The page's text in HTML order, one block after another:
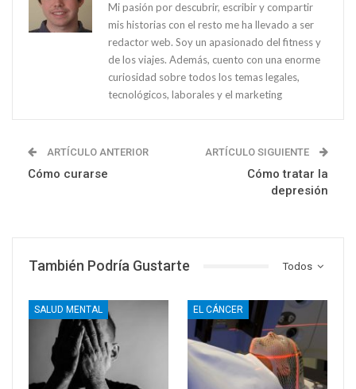
Mi pasión por descubrir, escribir y compartir
mis historias con el resto me ha llevado a ser
redactor web. Soy un apasionado del fitness y
de los viajes. Además, cuento con una enorme
curiosidad sobre todos los temas legales,
tecnológicos, laborales y el marketing
ARTÍCULO ANTERIOR
Cómo curarse
ARTÍCULO SIGUIENTE
Cómo tratar la
depresión
Todos
También Podría Gustarte
SALUD MENTAL EL CÁNCER